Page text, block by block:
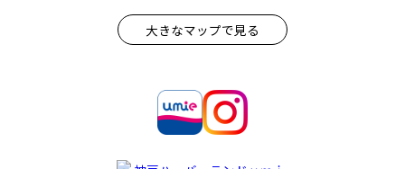
大きなマップで見る